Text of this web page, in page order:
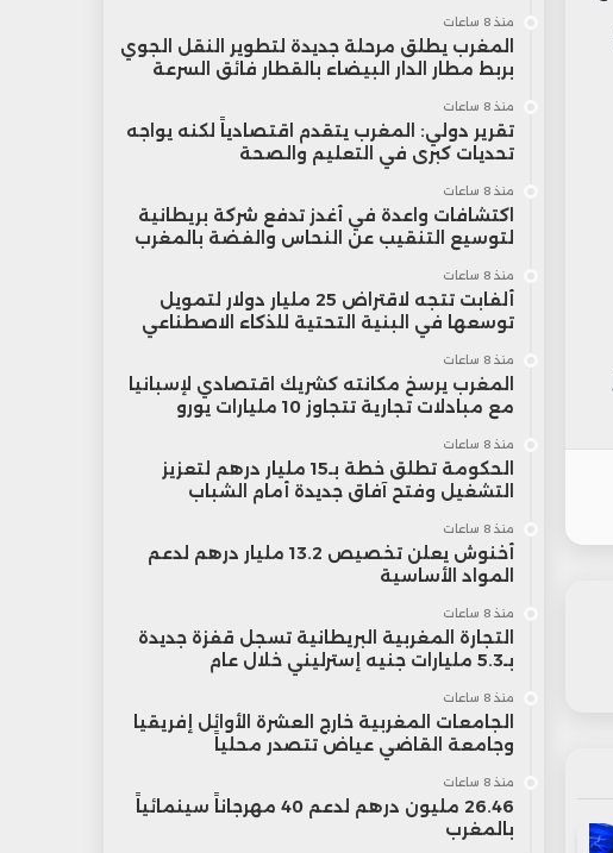
منذ 8 ساعات
المغرب يطلق مرحلة جديدة لتطوير النقل الجوي
بربط مطار الدار البيضاء بالقطار فائق السرعة
منذ 8 ساعات
تقرير دولي: المغرب يتقدم اقتصادياً لكنه يواجه
تحديات كبرى في التعليم والصحة
منذ 8 ساعات
اكتشافات واعدة في أغدز تدفع شركة بريطانية
لتوسيع التنقيب عن النحاس والفضة بالمغرب
منذ 8 ساعات
ألفابت تتجه لاقتراض 25 مليار دولار لتمويل
توسعها في البنية التحتية للذكاء الاصطناعي
منذ 8 ساعات
المغرب يرسخ مكانته كشريك اقتصادي لإسبانيا
مع مبادلات تجارية تتجاوز 10 مليارات يورو
منذ 8 ساعات
الحكومة تطلق خطة بـ15 مليار درهم لتعزيز
التشغيل وفتح آفاق جديدة أمام الشباب
منذ 8 ساعات
أخنوش يعلن تخصيص 13.2 مليار درهم لدعم
المواد الأساسية
منذ 8 ساعات
التجارة المغربية البريطانية تسجل قفزة جديدة
بـ5.3 مليارات جنيه إسترليني خلال عام
منذ 8 ساعات
الجامعات المغربية خارج العشرة الأوائل إفريقيا
وجامعة القاضي عياض تتصدر محلياً
منذ 8 ساعات
26.46 مليون درهم لدعم 40 مهرجاناً سينمائياً
بالمغرب